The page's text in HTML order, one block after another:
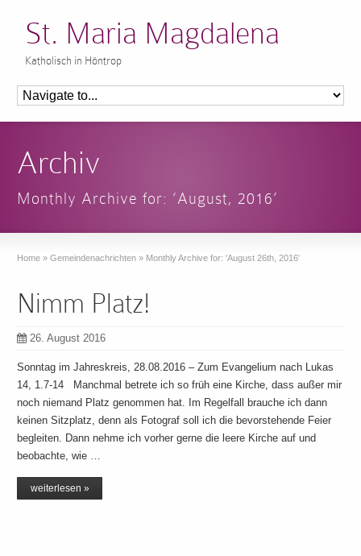
St. Maria Magdalena
Katholisch in Höntrop
Archiv
Monthly Archive for: ‘August, 2016’
Home » Gemeindenachrichten » Monthly Archive for: 'August 26th, 2016'
Nimm Platz!
26. August 2016
Sonntag im Jahreskreis, 28.08.2016 – Zum Evangelium nach Lukas
14, 1.7-14 Manchmal betrete ich so früh eine Kirche, dass außer mir
noch niemand Platz genommen hat. Im Regelfall brauche ich dann
keinen Sitzplatz, denn als Fotograf soll ich die bevorstehende Feier
begleiten. Dann nehme ich vorher gerne die leere Kirche auf und
beobachte, wie …
weiterlesen »